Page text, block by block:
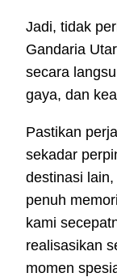
Jadi, tidak
Gandaria
secara
gaya, dan
Pastikan
sekadar
destinasi
penuh
kami
realisasikan
momen